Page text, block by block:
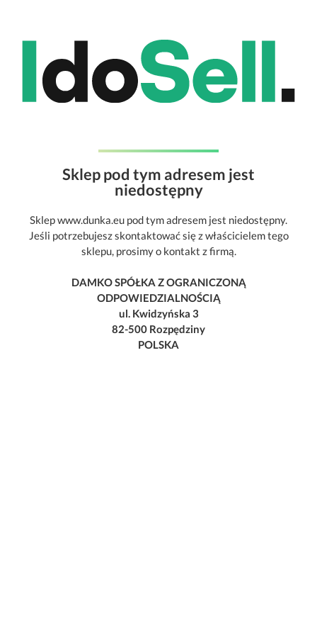
Sklep pod tym adresem jest
niedostępny
Sklep www.dunka.eu pod tym adresem jest niedostępny.
Jeśli potrzebujesz skontaktować się z właścicielem tego
sklepu, prosimy o kontakt z firmą.
DAMKO SPÓŁKA Z OGRANICZONĄ
ODPOWIEDZIALNOŚCIĄ
ul. Kwidzyńska 3
82-500 Rozpędziny
POLSKA